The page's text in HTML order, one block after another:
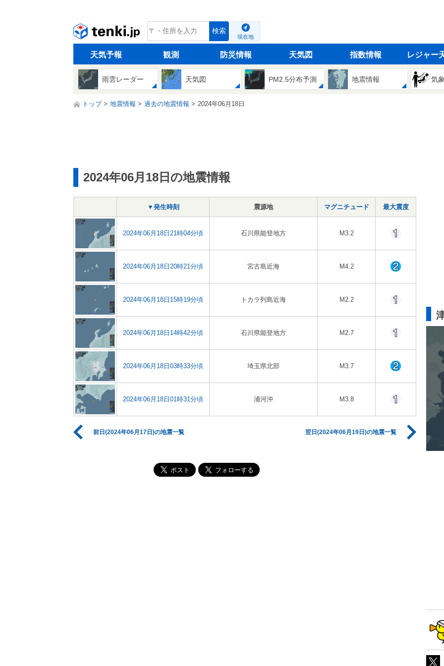
tenki.jp 検索
現在地
天気予報 観測 防災情報 天気図 指数情報 レジャー
雨雲レーダー 天気図 PM2.5分布予測 地震情報 気
トップ 地震情報 過去の地震情報 2024年06月18日
2024年06月18日の地震情報
▼発生時刻 震源地 マグニチュード 最大震度
2024年06月18日21時04分頃 石川県能登地方 M3.2
2024年06月18日20時21分頃 宮古島近海 M4.2
2024年06月18日15時19分頃 トカラ列島近海 M2.2
2024年06月18日14時42分頃 石川県能登地方 M2.7
2024年06月18日03時33分頃 埼玉県北部 M3.7
2024年06月18日01時31分頃 浦河沖 M3.8
前日(2024年06月17日)の地震一覧 翌日(2024年06月19日)の地震一覧